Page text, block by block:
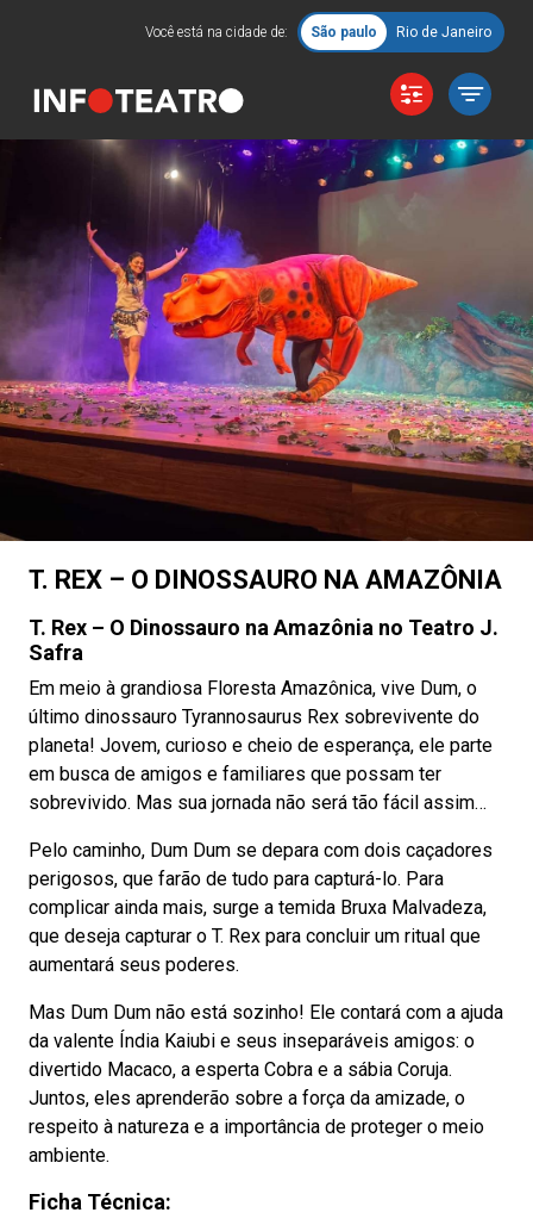
Você está na cidade de: São paulo Rio de Janeiro
T. REX – O DINOSSAURO NA AMAZÔNIA
T. Rex – O Dinossauro na Amazônia no Teatro J.
Safra
Em meio à grandiosa Floresta Amazônica, vive Dum, o
último dinossauro Tyrannosaurus Rex sobrevivente do
planeta! Jovem, curioso e cheio de esperança, ele parte
em busca de amigos e familiares que possam ter
sobrevivido. Mas sua jornada não será tão fácil assim…
Pelo caminho, Dum Dum se depara com dois caçadores
perigosos, que farão de tudo para capturá-lo. Para
complicar ainda mais, surge a temida Bruxa Malvadeza,
que deseja capturar o T. Rex para concluir um ritual que
aumentará seus poderes.
Mas Dum Dum não está sozinho! Ele contará com a ajuda
da valente Índia Kaiubi e seus inseparáveis amigos: o
divertido Macaco, a esperta Cobra e a sábia Coruja.
Juntos, eles aprenderão sobre a força da amizade, o
respeito à natureza e a importância de proteger o meio
ambiente.
Ficha Técnica: